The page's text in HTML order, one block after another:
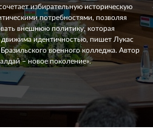
избирательную историческую
потребностями, позволяя
внешнюю политику, которая
идентичностью, пишет Лукас
военного колледжа. Автор
– новое поколение».